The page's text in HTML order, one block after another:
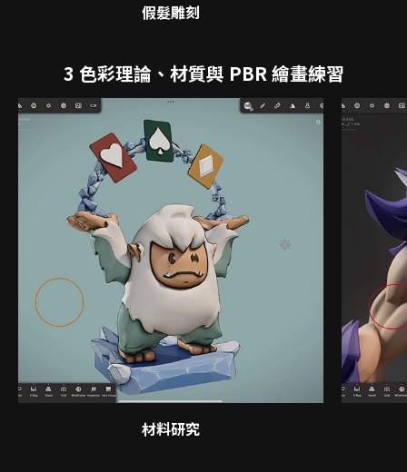
假髮雕刻
3 色彩理論、材質與 PBR 繪畫練習
材料研究